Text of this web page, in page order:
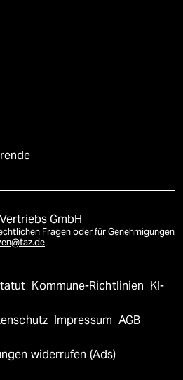
GmbH
Fragen oder für Genehmigungen
Kommune-Richtlinien KI-
Impressum AGB
widerrufen (Ads)